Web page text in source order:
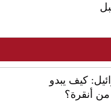
كيف يبدو
من أنقرة؟